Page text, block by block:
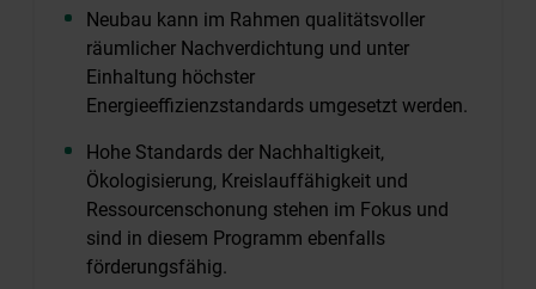
Neubau kann im Rahmen qualitätsvoller
räumlicher Nachverdichtung und unter
Einhaltung höchster
Energieeffizienzstandards umgesetzt werden.
Hohe Standards der Nachhaltigkeit,
Ökologisierung, Kreislauffähigkeit und
Ressourcenschonung stehen im Fokus und
sind in diesem Programm ebenfalls
förderungsfähig.